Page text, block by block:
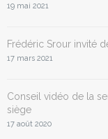
19 mai 2021
Frédéric Srour invité
17 mars 2021
Conseil vidéo de la
siège
17 août 2020